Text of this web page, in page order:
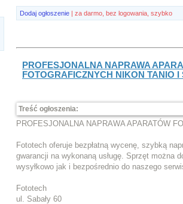
Dodaj ogłoszenie | za darmo, bez logowania, szybko
PROFESJONALNA NAPRAWA
FOTOGRAFICZNYCH NIKON TANIO I
Treść ogłoszenia:
PROFESJONALNA NAPRAWA APARATÓW
Fototech oferuje bezpłatną wycenę, szybką
gwarancji na wykonaną usługę. Sprzęt można
wysyłkowo jak i bezpośrednio do naszego
Fototech
ul. Sabały 60